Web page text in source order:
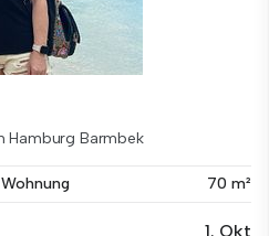
Hamburg Barmbek
Wohnung 70 m²
1. Okt